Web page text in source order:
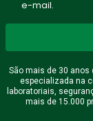
e-mail.
São mais de 30 anos
especializada na
laboratoriais,
mais de 15.000